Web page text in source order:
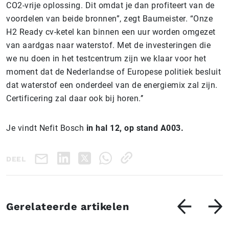
CO2-vrije oplossing. Dit omdat je dan profiteert van de
voordelen van beide bronnen”, zegt Baumeister. “Onze
H2 Ready cv-ketel kan binnen een uur worden omgezet
van aardgas naar waterstof. Met de investeringen die
we nu doen in het testcentrum zijn we klaar voor het
moment dat de Nederlandse of Europese politiek besluit
dat waterstof een onderdeel van de energiemix zal zijn.
Certificering zal daar ook bij horen.’’
Je vindt Nefit Bosch in hal 12, op stand A003.
DEEL
Gerelateerde artikelen